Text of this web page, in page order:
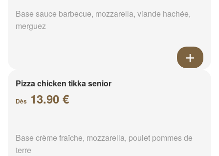
Base sauce barbecue, mozzarella, viande hachée,
merguez
Pizza chicken tikka senior
Dès 13.90 €
Base crème fraîche, mozzarella, poulet pommes de
terre